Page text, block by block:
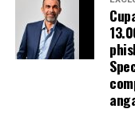
protecție
reducerea
stabilitate la
corespunzătoare
și pot include
solară sau podele
facilități ecologice
curățare și